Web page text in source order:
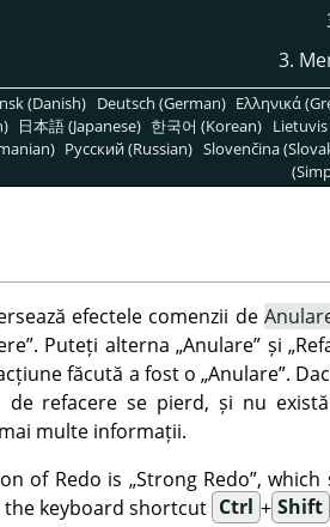
3.
(Danish) Deutsch (German) Ελληνικά
日本語 (Japanese) 한국어 (Korean)
Pусский (Russian) Slovenčina
efectele comenzii de
”. Puteți alterna„Anulare” și„
făcută a fost o „Anulare”.
de refacere se pierd, și nu
multe informații.
of Redo is „Strong Redo”, which
the keyboard shortcut Ctrl + Shift